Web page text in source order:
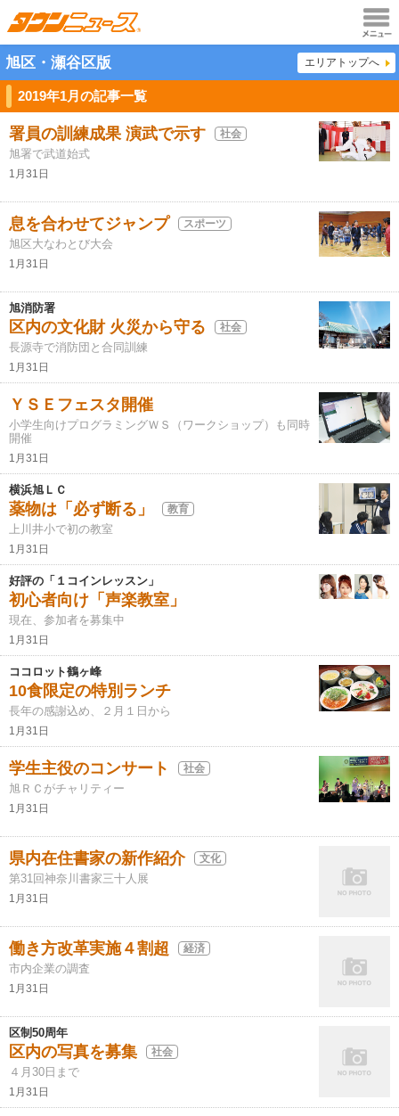
メニュ
ー
旭区・瀬谷区版 エリアトップへ
2019年1月の記事一覧
署員の訓練成果 演武で示す 社会
旭署で武道始式
1月31日
息を合わせてジャンプ スポーツ
旭区大なわとび大会
1月31日
旭消防署
区内の文化財 火災から守る 社会
長源寺で消防団と合同訓練
1月31日
ＹＳＥフェスタ開催
小学生向けプログラミングＷＳ（ワークショップ）も同時
開催
1月31日
横浜旭ＬＣ
薬物は「必ず断る」 教育
上川井小で初の教室
1月31日
好評の「１コインレッスン」
初心者向け「声楽教室」
現在、参加者を募集中
1月31日
ココロット鶴ヶ峰
10食限定の特別ランチ
長年の感謝込め、２月１日から
1月31日
学生主役のコンサート 社会
旭ＲＣがチャリティー
1月31日
県内在住書家の新作紹介 文化
第31回神奈川書家三十人展
1月31日
働き方改革実施４割超 経済
市内企業の調査
1月31日
区制50周年
区内の写真を募集 社会
４月30日まで
1月31日